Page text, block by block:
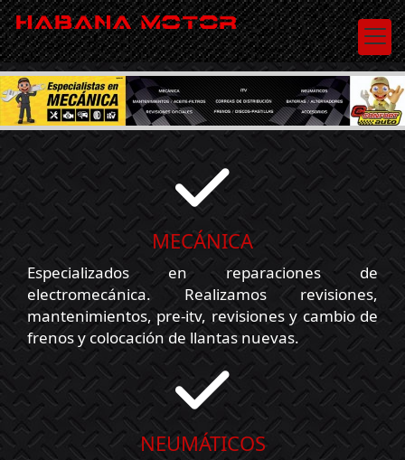
Taller de mecánica en
Mecánica
MECÁNICA
Especializados en reparaciones de
electromecánica. Realizamos revisiones,
mantenimientos, pre-itv, revisiones y cambio de
frenos y colocación de llantas nuevas.
Neumáticos
NEUMÁTICOS